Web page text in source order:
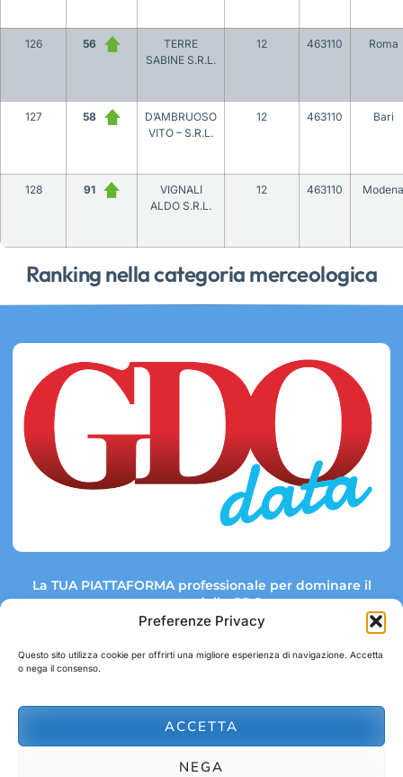
Preferenze Privacy
Questo sito utilizza cookie per offrirti una migliore esperienza di navigazione. Accetta
o nega il consenso.
ACCETTA
NEGA
Ranking nella categoria merceologica
126 56
TERRE
SABINE S.R.L.
12 463110 Roma
127 58
D’AMBRUOSO
VITO – S.R.L.
12 463110 Bari
128 91
VIGNALI
ALDO S.R.L.
12 463110 Modena
La TUA PIATTAFORMA professionale per dominare il
mercato della GDO.
Link rapidi:
abbonamenti@gdodata.it